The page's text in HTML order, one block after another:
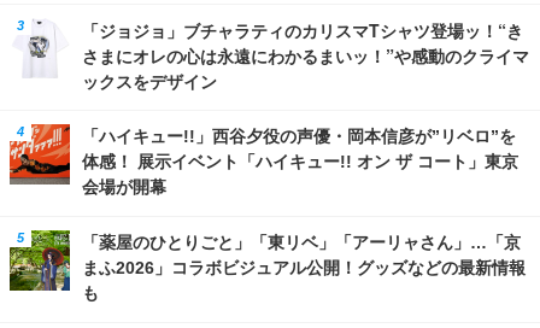
「ジョジョ」ブチャラティのカリスマTシャツ登場ッ！“き
さまにオレの心は永遠にわかるまいッ！”や感動のクライマ
ックスをデザイン
「ハイキュー!!」西谷夕役の声優・岡本信彦が”リベロ”を
体感！ 展示イベント「ハイキュー!! オン ザ コート」東京
会場が開幕
「薬屋のひとりごと」「東リベ」「アーリャさん」…「京
まふ2026」コラボビジュアル公開！グッズなどの最新情報
も